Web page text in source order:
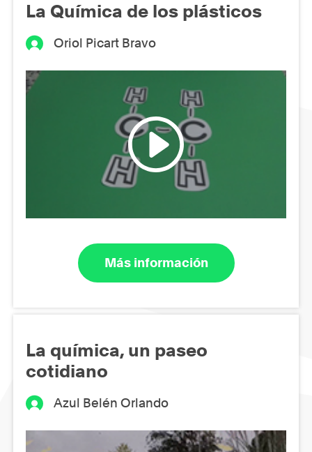
La Química de los plásticos
Oriol Picart Bravo
Más información
La química, un paseo
cotidiano
Azul Belén Orlando